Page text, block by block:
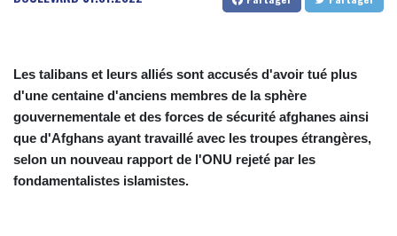
Les talibans et leurs alliés sont accusés d'avoir tué plus
d'une centaine d'anciens membres de la sphère
gouvernementale et des forces de sécurité afghanes ainsi
que d'Afghans ayant travaillé avec les troupes étrangères,
selon un nouveau rapport de l'ONU rejeté par les
fondamentalistes islamistes.